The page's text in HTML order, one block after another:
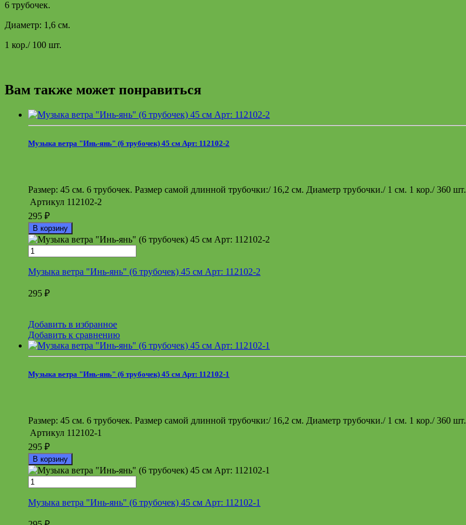
6 трубочек.
Диаметр: 1,6 см.
1 кор./ 100 шт.
Вам также может понравиться
Музыка ветра "Инь-янь" (6 трубочек) 45 см Арт: 112102-2
Размер: 45 см. 6 трубочек. Размер самой длинной трубочки:/ 16,2 см. Диаметр трубочки./ 1 см. 1 кор./ 360 шт.
Артикул 112102-2
295 ₽
В корзину
Музыка ветра "Инь-янь" (6 трубочек) 45 см Арт: 112102-2
295 ₽
Добавить в избранное
Добавить к сравнению
Музыка ветра "Инь-янь" (6 трубочек) 45 см Арт: 112102-1
Размер: 45 см. 6 трубочек. Размер самой длинной трубочки:/ 16,2 см. Диаметр трубочки./ 1 см. 1 кор./ 360 шт.
Артикул 112102-1
295 ₽
В корзину
Музыка ветра "Инь-янь" (6 трубочек) 45 см Арт: 112102-1